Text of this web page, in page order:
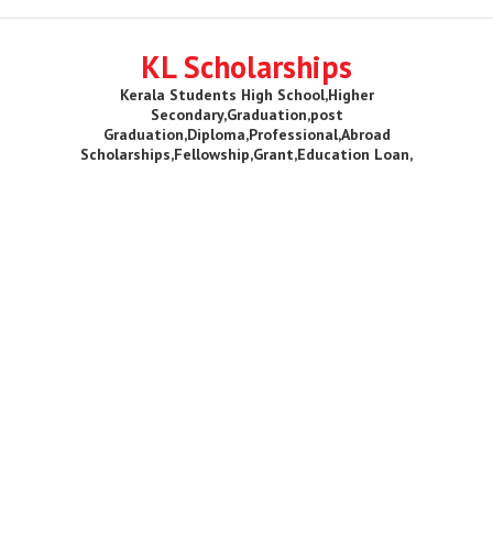
KL Scholarships
Kerala Students High School,Higher
Secondary,Graduation,post
Graduation,Diploma,Professional,Abroad
Scholarships,Fellowship,Grant,Education Loan,